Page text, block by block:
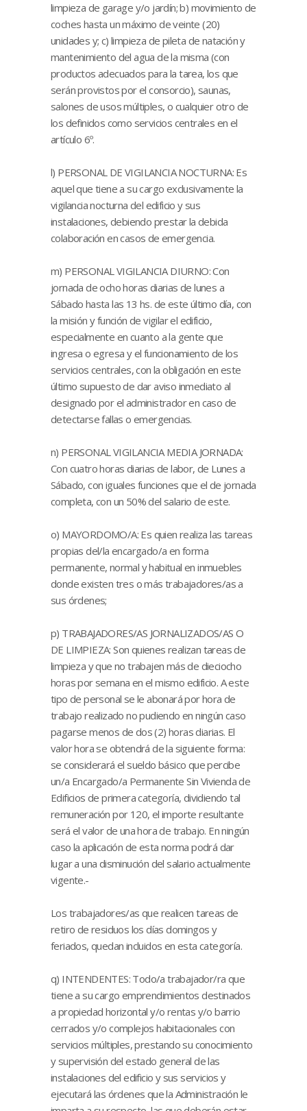
limpieza de garage y/o jardín; b) movimiento de
coches hasta un máximo de veinte (20)
unidades y; c) limpieza de pileta de natación y
mantenimiento del agua de la misma (con
productos adecuados para la tarea, los que
serán provistos por el consorcio), saunas,
salones de usos múltiples, o cualquier otro de
los definidos como servicios centrales en el
artículo 6º.
l) PERSONAL DE VIGILANCIA NOCTURNA: Es
aquel que tiene a su cargo exclusivamente la
vigilancia nocturna del edificio y sus
instalaciones, debiendo prestar la debida
colaboración en casos de emergencia.
m) PERSONAL VIGILANCIA DIURNO: Con
jornada de ocho horas diarias de lunes a
Sábado hasta las 13 hs. de este último día, con
la misión y función de vigilar el edificio,
especialmente en cuanto a la gente que
ingresa o egresa y el funcionamiento de los
servicios centrales, con la obligación en este
último supuesto de dar aviso inmediato al
designado por el administrador en caso de
detectarse fallas o emergencias.
n) PERSONAL VIGILANCIA MEDIA JORNADA:
Con cuatro horas diarias de labor, de Lunes a
Sábado, con iguales funciones que el de jornada
completa, con un 50% del salario de este.
o) MAYORDOMO/A: Es quien realiza las tareas
propias del/la encargado/a en forma
permanente, normal y habitual en inmuebles
donde existen tres o más trabajadores/as a
sus órdenes;
p) TRABAJADORES/AS JORNALIZADOS/AS O
DE LIMPIEZA: Son quienes realizan tareas de
limpieza y que no trabajen más de dieciocho
horas por semana en el mismo edificio. A este
tipo de personal se le abonará por hora de
trabajo realizado no pudiendo en ningún caso
pagarse menos de dos (2) horas diarias. El
valor hora se obtendrá de la siguiente forma:
se considerará el sueldo básico que percibe
un/a Encargado/a Permanente Sin Vivienda de
Edificios de primera categoría, dividiendo tal
remuneración por 120, el importe resultante
será el valor de una hora de trabajo. En ningún
caso la aplicación de esta norma podrá dar
lugar a una disminución del salario actualmente
vigente.-
Los trabajadores/as que realicen tareas de
retiro de residuos los días domingos y
feriados, quedan incluidos en esta categoría.
q) INTENDENTES: Todo/a trabajador/ra que
tiene a su cargo emprendimientos destinados
a propiedad horizontal y/o rentas y/o barrio
cerrados y/o complejos habitacionales con
servicios múltiples, prestando su conocimiento
y supervisión del estado general de las
instalaciones del edificio y sus servicios y
ejecutará las órdenes que la Administración le